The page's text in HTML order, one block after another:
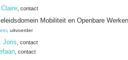
, contact
Mobiliteit en Openbare
, uitvoerder
Joris , contact
, contact